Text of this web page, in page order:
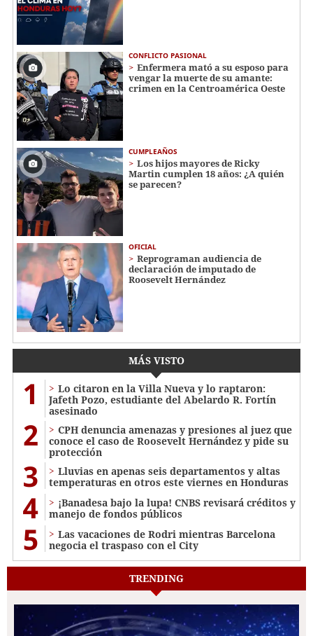
CONFLICTO PASIONAL
Enfermera mató a su esposo para
vengar la muerte de su amante:
crimen en la Centroamérica Oeste
CUMPLEAÑOS
Los hijos mayores de Ricky
Martin cumplen 18 años: ¿A quién
se parecen?
OFICIAL
Reprograman audiencia de
declaración de imputado de
Roosevelt Hernández
MÁS VISTO
1
Lo citaron en la Villa Nueva y lo raptaron:
Jafeth Pozo, estudiante del Abelardo R. Fortín
asesinado
2
CPH denuncia amenazas y presiones al juez que
conoce el caso de Roosevelt Hernández y pide su
protección
3
Lluvias en apenas seis departamentos y altas
temperaturas en otros este viernes en Honduras
4
¡Banadesa bajo la lupa! CNBS revisará créditos y
manejo de fondos públicos
5
Las vacaciones de Rodri mientras Barcelona
negocia el traspaso con el City
TRENDING